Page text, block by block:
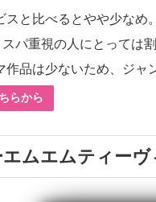
スと比べるとやや少な
パ重視の人にとっては
品は少ないため、ジャ
らから
ムエムティーヴ